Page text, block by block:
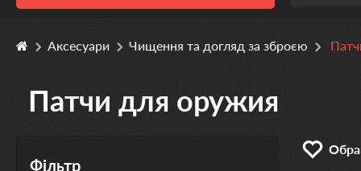
Аксесуари Чищення та догляд за зброєю
Патчи для оружия
Фільтр